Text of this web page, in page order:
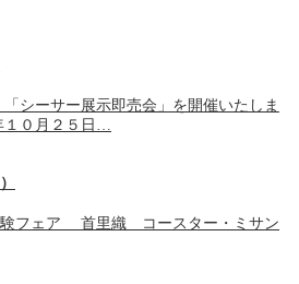
シーサー展示即売会」を開催いたしま
１０月２５日…
験フェア 首里織 コースター・ミサン